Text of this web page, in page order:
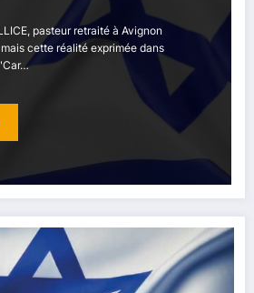
pasteur retraité à Avignon
cette réalité exprimée dans